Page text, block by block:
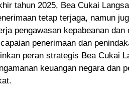
tahun 2025, Bea Cukai
tetap terjaga, namun
pengawasan kepabeanan
penerimaan dan
peran strategis Bea Cukai
keuangan negara dan